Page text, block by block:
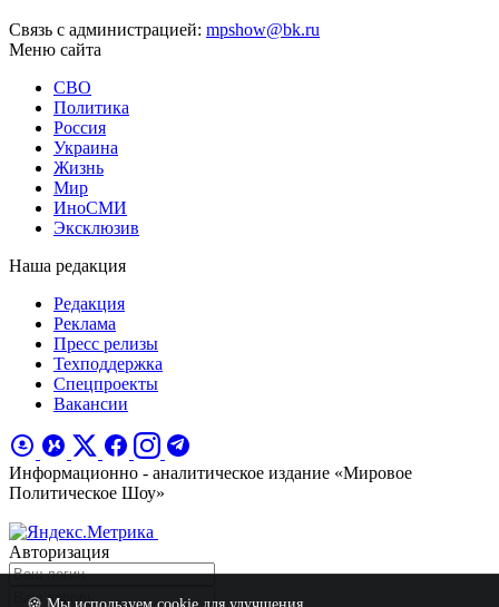
Связь с администрацией: mpshow@bk.ru
Меню сайта
СВО
Политика
Россия
Украина
Жизнь
Мир
ИноСМИ
Эксклюзив
Наша редакция
Редакция
Реклама
Пресс релизы
Техподдержка
Спецпроекты
Вакансии
Информационно - аналитическое издание «Мировое
Политическое Шоу»
Авторизация